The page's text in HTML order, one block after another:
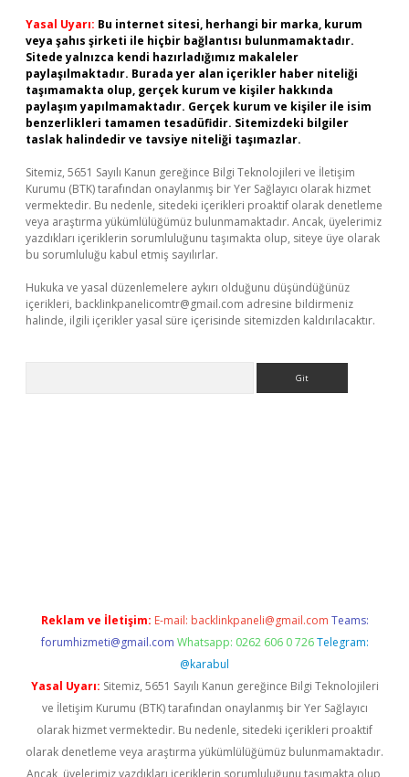
Yasal Uyarı: Bu internet sitesi, herhangi bir marka, kurum
veya şahıs şirketi ile hiçbir bağlantısı bulunmamaktadır.
Sitede yalnızca kendi hazırladığımız makaleler
paylaşılmaktadır. Burada yer alan içerikler haber niteliği
taşımamakta olup, gerçek kurum ve kişiler hakkında
paylaşım yapılmamaktadır. Gerçek kurum ve kişiler ile isim
benzerlikleri tamamen tesadüfidir. Sitemizdeki bilgiler
taslak halindedir ve tavsiye niteliği taşımazlar.
Sitemiz, 5651 Sayılı Kanun gereğince Bilgi Teknolojileri ve İletişim
Kurumu (BTK) tarafından onaylanmış bir Yer Sağlayıcı olarak hizmet
vermektedir. Bu nedenle, sitedeki içerikleri proaktif olarak denetleme
veya araştırma yükümlülüğümüz bulunmamaktadır. Ancak, üyelerimiz
yazdıkları içeriklerin sorumluluğunu taşımakta olup, siteye üye olarak
bu sorumluluğu kabul etmiş sayılırlar.
Hukuka ve yasal düzenlemelere aykırı olduğunu düşündüğünüz
içerikleri, backlinkpanelicomtr@gmail.com adresine bildirmeniz
halinde, ilgili içerikler yasal süre içerisinde sitemizden kaldırılacaktır.
Reklam ve İletişim: E-mail: backlinkpaneli@gmail.com Teams:
forumhizmeti@gmail.com Whatsapp: 0262 606 0 726 Telegram:
@karabul
Yasal Uyarı: Sitemiz, 5651 Sayılı Kanun gereğince Bilgi Teknolojileri
ve İletişim Kurumu (BTK) tarafından onaylanmış bir Yer Sağlayıcı
olarak hizmet vermektedir. Bu nedenle, sitedeki içerikleri proaktif
olarak denetleme veya araştırma yükümlülüğümüz bulunmamaktadır.
Ancak, üyelerimiz yazdıkları içeriklerin sorumluluğunu taşımakta olup,